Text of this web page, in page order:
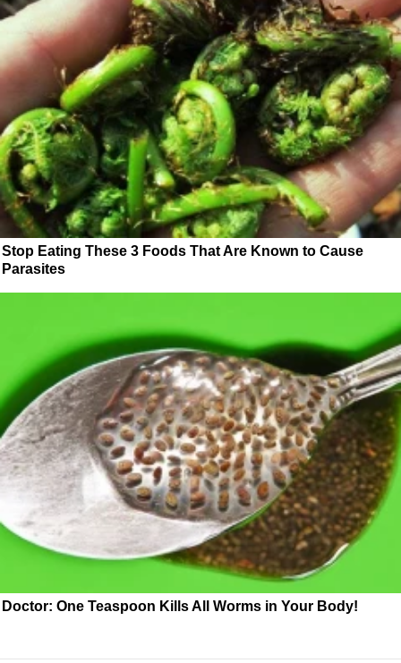
Stop Eating These 3 Foods That Are Known to Cause
Parasites
Doctor: One Teaspoon Kills All Worms in Your Body!